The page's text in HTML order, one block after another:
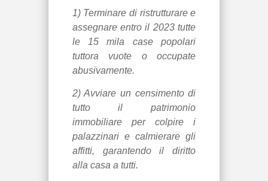
1) Terminare di ristrutturare e
assegnare entro il 2023 tutte
le 15 mila case popolari
tuttora vuote o occupate
abusivamente.
2) Avviare un censimento di
tutto il patrimonio
immobiliare per colpire i
palazzinari e calmierare gli
affitti, garantendo il diritto
alla casa a tutti.